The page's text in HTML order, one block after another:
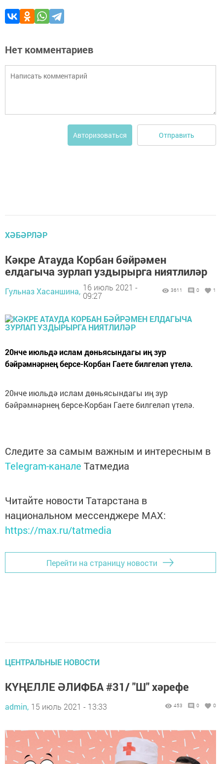
Нет комментариев
Авторизоваться Отправить
ХӘБӘРЛӘР
Кәкре Атауда Корбан бәйрәмен
елдагыча зурлап уздырырга ниятлиләр
Гульназ Хасаншина, 16 июль 2021 -
09:27
3611 0 1
20нче июльдә ислам дөньясындагы иң зур
бәйрәмнәрнең берсе-Корбан Гаете билгеләп үтелә.
20нче июльдә ислам дөньясындагы иң зур
бәйрәмнәрнең берсе-Корбан Гаете билгеләп үтелә.
Следите за самым важным и интересным в
Telegram-канале Татмедиа
Читайте новости Татарстана в
национальном мессенджере MАХ:
https://max.ru/tatmedia
Перейти на страницу новости
ЦЕНТРАЛЬНЫЕ НОВОСТИ
КҮҢЕЛЛЕ ӘЛИФБА #31/ "Ш" хәрефе
admin, 15 июль 2021 - 13:33 453 0 0